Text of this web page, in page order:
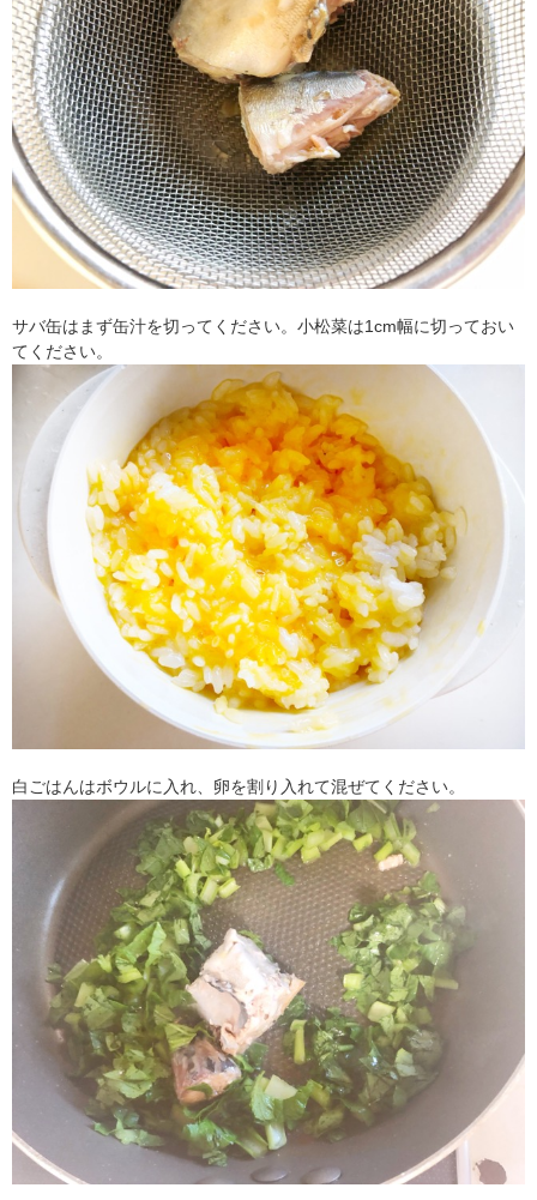
サバ缶はまず缶汁を切ってください。小松菜は1cm幅に切っておい
てください。
白ごはんはボウルに入れ、卵を割り入れて混ぜてください。